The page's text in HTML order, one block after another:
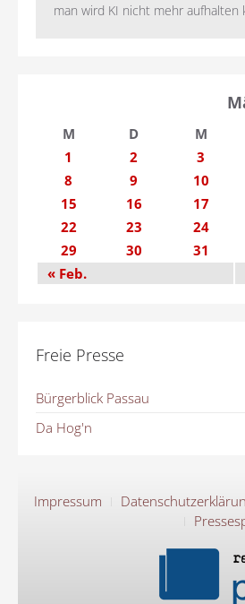
man wird KI nicht mehr aufhalten
M D M
1
2 3
8
9 10
15
16 17
22
23 24
29
30
31
« Feb.
Freie Presse
Bürgerblick Passau
Da Hog'n
Impressum